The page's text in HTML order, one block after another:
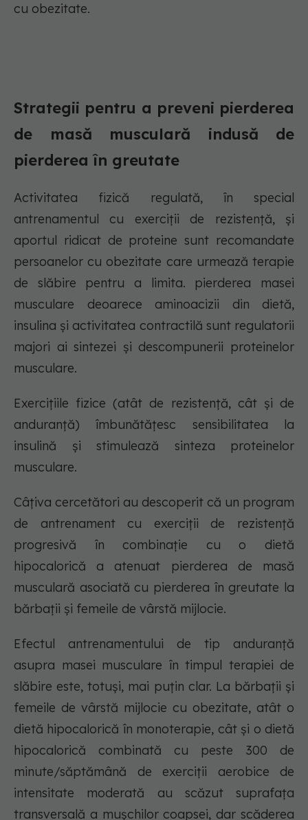
cu obezitate.
Strategii pentru a preveni pierderea
de masă musculară indusă de
pierderea în greutate
Activitatea fizică regulată, în special
antrenamentul cu exerciții de rezistență, și
aportul ridicat de proteine sunt recomandate
persoanelor cu obezitate care urmează terapie
de slăbire pentru a limita. pierderea masei
musculare deoarece aminoacizii din dietă,
insulina și activitatea contractilă sunt regulatorii
majori ai sintezei și descompunerii proteinelor
musculare.
Exercițiile fizice (atât de rezistență, cât și de
anduranță) îmbunătățesc sensibilitatea la
insulină și stimulează sinteza proteinelor
musculare.
Câțiva cercetători au descoperit că un program
de antrenament cu exerciții de rezistență
progresivă în combinație cu o dietă
hipocalorică a atenuat pierderea de masă
musculară asociată cu pierderea în greutate la
bărbații și femeile de vârstă mijlocie.
Efectul antrenamentului de tip anduranță
asupra masei musculare în timpul terapiei de
slăbire este, totuși, mai puțin clar. La bărbații și
femeile de vârstă mijlocie cu obezitate, atât o
dietă hipocalorică în monoterapie, cât și o dietă
hipocalorică combinată cu peste 300 de
minute/săptămână de exerciții aerobice de
intensitate moderată au scăzut suprafața
transversală a mușchilor coapsei, dar scăderea